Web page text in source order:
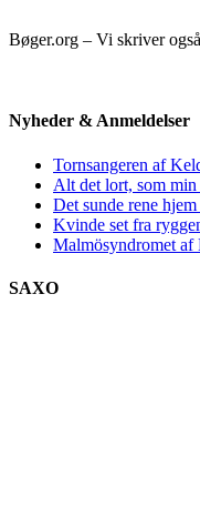
Bøger.org – Vi skriver
Nyheder & Anmeldelser
Tornsangeren af
Alt det lort, som
Det sunde rene
Kvinde set fra
Malmösyndromet
SAXO